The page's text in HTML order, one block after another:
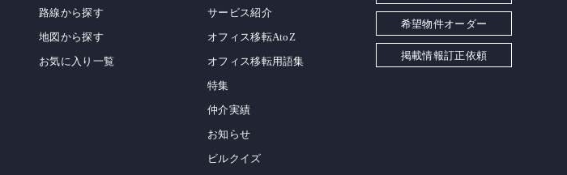
路線から探す
地図から探す
お気に入り一覧
サービス紹介
オフィス移転AtoZ
オフィス移転用語集
特集
仲介実績
お知らせ
ビルクイズ
希望物件オーダー
掲載情報訂正依頼